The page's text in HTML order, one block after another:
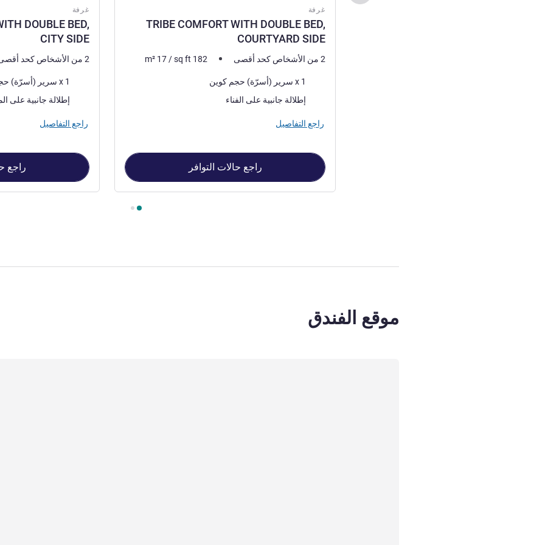
غرفة
TRIBE COMFORT WITH DOUBLE BED,
COURTYARD SIDE
2 من الأشخاص كحد أقصى m² 17 /sq ft 182
فرش السرير
1 x سرير (أسرّة) حجم كوين
المناظر:إطلالة جانبية على الفناء
راجع التفاصيل
راجع حالات التوافر
غرفة
DOUBLE BED,
CITY SIDE
2 من الأشخاص كحد أقصى
فرش السرير
1 x سرير (أسرّة) حجم كوين
المناظر:إطلالة جانبية على
راجع التفاصيل
راجع
موقع الفندق